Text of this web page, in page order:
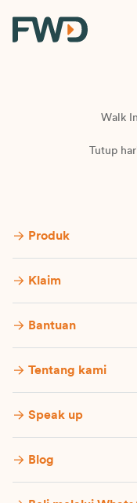
Walk
Tutup
Produk
Klaim
Bantuan
Tentang kami
Speak up
Blog